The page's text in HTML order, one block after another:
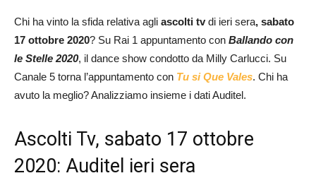
Chi ha vinto la sfida relativa agli ascolti tvdi ieri sera, sabato
17 ottobre 2020? Su Rai 1 appuntamento con Ballando con
le Stelle 2020, il dance show condotto da Milly Carlucci. Su
Canale 5 torna l’appuntamento con Tu si Que Vales. Chi ha
avuto la meglio? Analizziamo insieme i dati Auditel.
Ascolti Tv, sabato 17 ottobre
2020: Auditel ieri sera